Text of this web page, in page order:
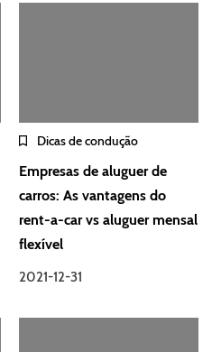
Dicas de condução
Empresas de aluguer de
carros: As vantagens do
rent-a-car vs aluguer mensal
flexível
2021-12-31